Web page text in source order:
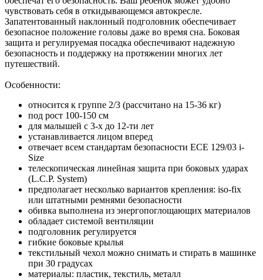
чувствовать себя в откидывающемся автокресле.
Запатентованный наклонный подголовник обеспечивает
безопасное положение головы даже во время сна. Боковая
защита и регулируемая посадка обеспечивают надежную
безопасность и поддержку на протяжении многих лет
путешествий.
Особенности:
относится к группе 2/3 (рассчитано на 15-36 кг)
под рост 100-150 см
для малышей с 3-х до 12-ти лет
устанавливается лицом вперед
отвечает всем стандартам безопасности ECE 129/03 i-
Size
телескопическая линейная защита при боковых ударах
(L.С.P. System)
предполагает несколько вариантов крепления: iso-fix
или штатными ремнями безопасности
обивка выполнена из энергопоглощающих материалов
обладает системой вентиляции
подголовник регулируется
гибкие боковые крылья
текстильный чехол можно снимать и стирать в машинке
при 30 градусах
материалы: пластик, текстиль, металл